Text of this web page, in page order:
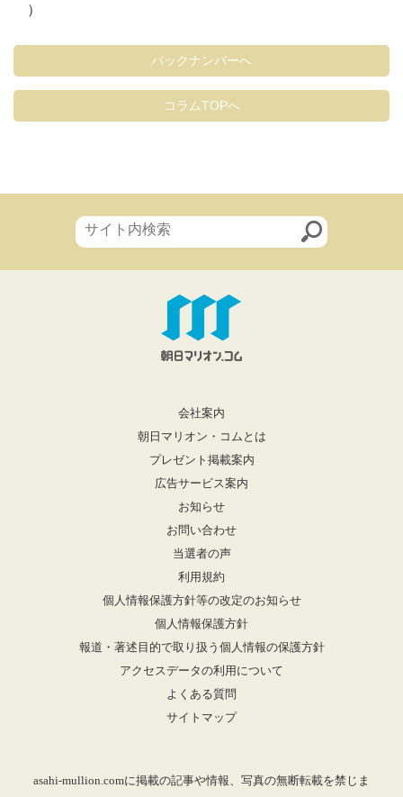
）
バックナンバーへ
コラムTOPへ
会社案内
朝日マリオン・コムとは
プレゼント掲載案内
広告サービス案内
お知らせ
お問い合わせ
当選者の声
利用規約
個人情報保護方針等の改定のお知らせ
個人情報保護方針
報道・著述目的で取り扱う個人情報の保護方針
アクセスデータの利用について
よくある質問
サイトマップ
asahi-mullion.comに掲載の記事や情報、写真の無断転載を禁じま